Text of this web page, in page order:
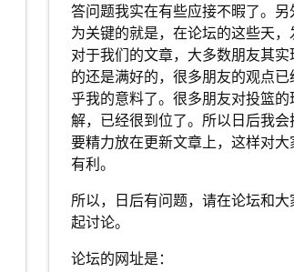
答问题我实在有些应接不暇了。另
为关键的就是，在论坛的这些天，
对于我们的文章，大多数朋友其实
的还是满好的，很多朋友的观点已
乎我的意料了。很多朋友对投篮的
解，已经很到位了。所以日后我会
要精力放在更新文章上，这样对大
有利。
所以，日后有问题，请在论坛和大
起讨论。
论坛的网址是：